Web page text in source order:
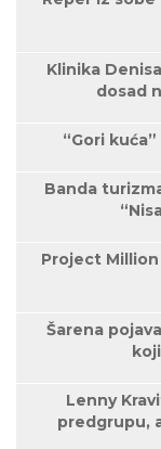
Klinika
dosad
“Gori
Banda
Project
Šarena
Lenny
predgrupu,